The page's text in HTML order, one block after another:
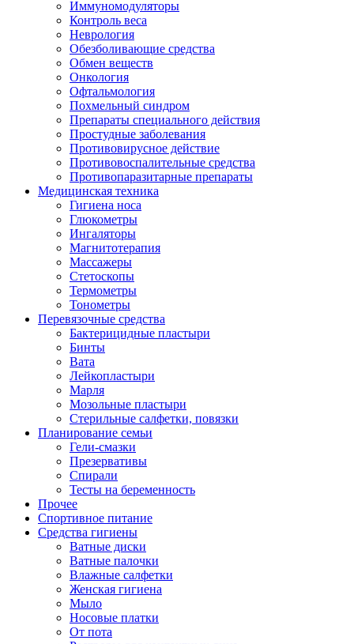
Иммуномодуляторы
Контроль веса
Неврология
Обезболивающие средства
Обмен веществ
Онкология
Офтальмология
Похмельный синдром
Препараты специального действия
Простудные заболевания
Противовирусное действие
Противовоспалительные средства
Противопаразитарные препараты
Медицинская техника
Гигиена носа
Глюкометры
Ингаляторы
Магнитотерапия
Массажеры
Стетоскопы
Термометры
Тонометры
Перевязочные средства
Бактерицидные пластыри
Бинты
Вата
Лейкопластыри
Марля
Мозольные пластыри
Стерильные салфетки, повязки
Планирование семьи
Гели-смазки
Презервативы
Спирали
Тесты на беременность
Прочее
Спортивное питание
Средства гигиены
Ватные диски
Ватные палочки
Влажные салфетки
Женская гигиена
Мыло
Носовые платки
От пота